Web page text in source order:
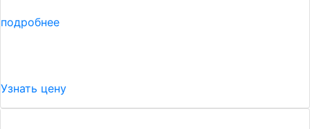
подробнее
Узнать цену